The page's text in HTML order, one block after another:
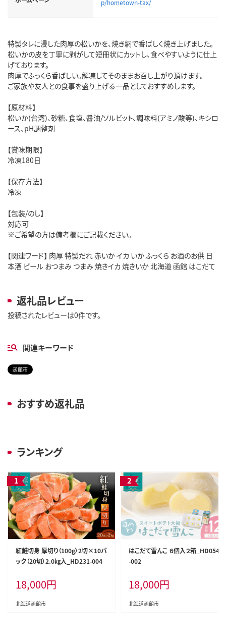
p/hometown-tax/
特製タレに浸した肉厚の松いかを、焼き網で香ばしく焼き上げました。
松いかの皮を丁寧に剥がして短冊状にカットし、食べやすいように仕上
げております。
肉厚でふっくら香ばしい。解凍してそのままお召し上がり頂けます。
ご家族や友人との食事を盛り上げる一品としておすすめします。
【原材料】
松いか(台湾)、砂糖、食塩、醤油/ソルビット、調味料(アミノ酸等)、キシロ
ース、pH調整剤
【賞味期限】
冷凍180日
【保存方法】
冷凍
【包装/のし】
対応可
※ご希望の方は備考欄にご記載ください。
【関連ワード】 肉厚 特製だれ 赤いか イカ いか ふっくら お酒のお供 日
本酒 ビール おつまみ つまみ 焼きイカ 焼きいか 北海道 函館 はこだて
返礼品レビュー
投稿されたレビューは0件です。
関連キーワード
函館市
おすすめ返礼品
ランキング
紅鮭切身 厚切り（100g）2切×10パ
ック（20切）2.0㎏入_HD231-004
18,000円
北海道函館市
はこだて雪んこ ６個入２箱_HD054
-002
18,000円
北海道函館市